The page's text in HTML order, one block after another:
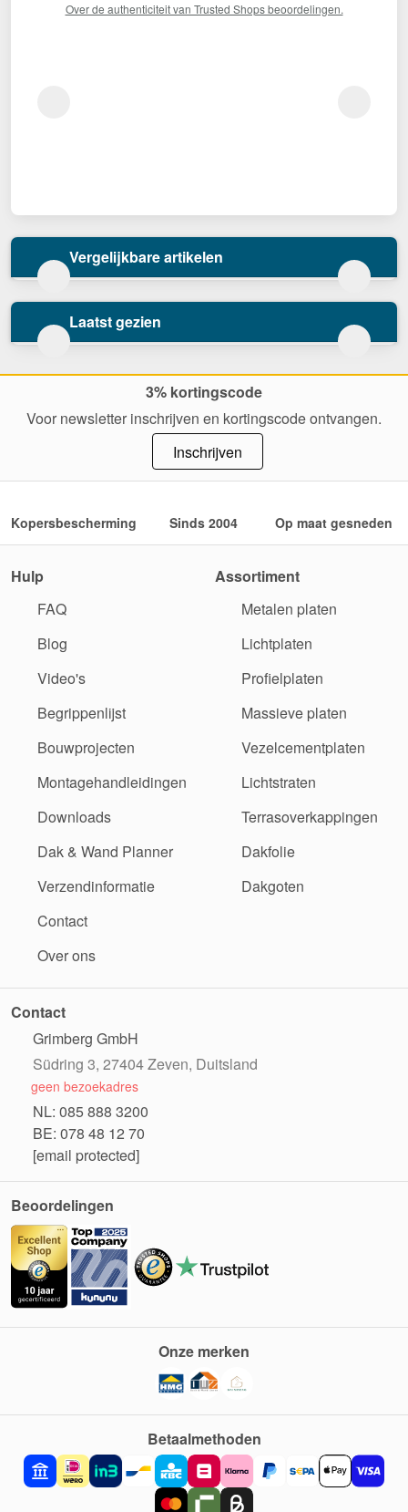
Over de authenticiteit van Trusted Shops beoordelingen.
Vergelijkbare artikelen
Laatst gezien
3% kortingscode
Voor newsletter inschrijven en kortingscode ontvangen.
Inschrijven
Kopersbescherming Sinds 2004 Op maat gesneden
Hulp
FAQ
Blog
Video's
Begrippenlijst
Bouwprojecten
Montagehandleidingen
Downloads
Dak & Wand Planner
Verzendinformatie
Contact
Over ons
Assortiment
Metalen platen
Lichtplaten
Profielplaten
Massieve platen
Vezelcementplaten
Lichtstraten
Terrasoverkappingen
Dakfolie
Dakgoten
Contact
Grimberg GmbH
Südring 3, 27404 Zeven, Duitsland
geen bezoekadres
NL: 085 888 3200
BE: 078 48 12 70
[email protected]
Beoordelingen
Betaalmethoden
Onze merken